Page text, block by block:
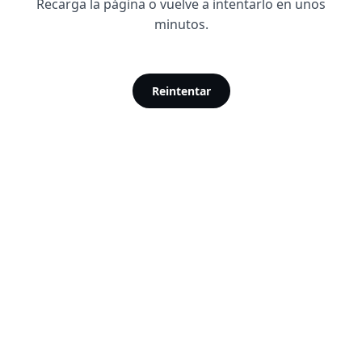
Recarga la página o vuelve a intentarlo en unos
minutos.
Reintentar